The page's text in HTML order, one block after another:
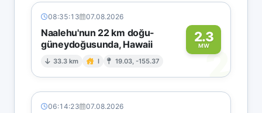
08:35:13 07.08.2026
Naalehu'nun 22 km doğu-
güneydoğusunda, Hawaii
33.3 km I 19.03, -155.37
2.3
MW
2
06:14:23 07.08.2026